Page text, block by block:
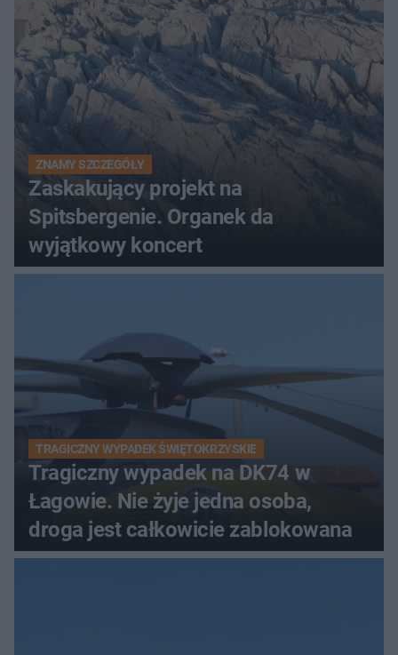
ZNAMY SZCZEGÓŁY
Zaskakujący projekt na
Spitsbergenie. Organek da
wyjątkowy koncert
TRAGICZNY WYPADEK ŚWIĘTOKRZYSKIE
Tragiczny wypadek na DK74 w
Łagowie. Nie żyje jedna osoba,
droga jest całkowicie zablokowana